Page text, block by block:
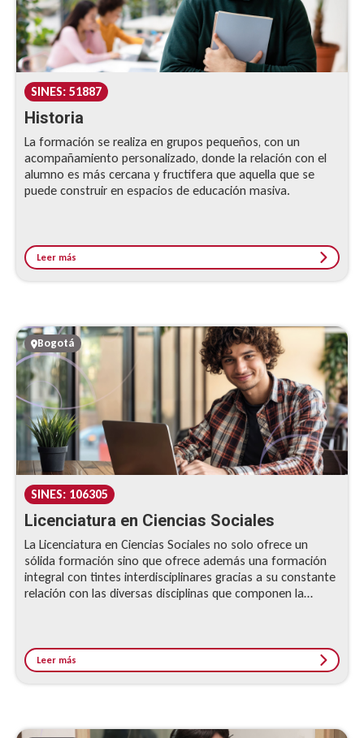
SINES: 51887
Historia
La formación se realiza en grupos pequeños, con un
acompañamiento personalizado, donde la relación con el
alumno es más cercana y fructífera que aquella que se
puede construir en espacios de educación masiva.
Leer más
Bogotá
SINES: 106305
Licenciatura en Ciencias Sociales
La Licenciatura en Ciencias Sociales no solo ofrece un
sólida formación sino que ofrece además una formación
integral con tintes interdisciplinares gracias a su constante
relación con las diversas disciplinas que componen la
Leer más